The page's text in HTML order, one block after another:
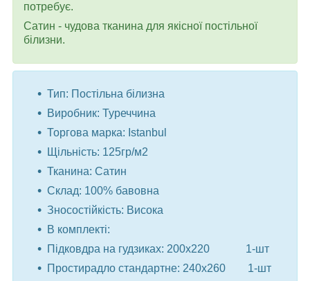
потребує.
Сатин - чудова тканина для якісної постільної
білизни.
Тип: Постільна білизна
Виробник: Туреччина
Торгова марка: Istanbul
Щільність: 125гр/м2
Тканина: Сатин
Склад: 100% бавовна
Зносостійкість: Висока
В комплекті:
Підковдра на гудзиках: 200x220 1-шт
Простирадло стандартне: 240x260 1-шт